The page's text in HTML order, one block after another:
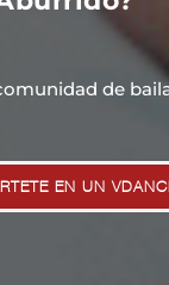
de
EN UN